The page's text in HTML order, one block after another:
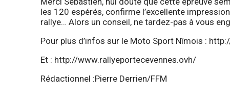
les 120 espérés, confirme l’excellente
rallye… Alors un conseil, ne tardez-pas à vous
Pour plus d’infos sur le Moto Sport Nîmois :
Et : http://www.rallyeportecevennes.ovh/
Rédactionnel :Pierre Derrien/FFM